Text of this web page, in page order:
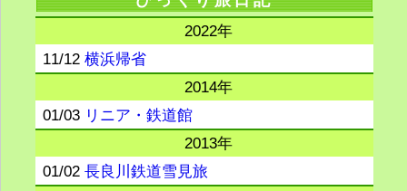
2022年
11/12横浜帰省
2014年
01/03 リニア・鉄道館
2013年
01/02長良川鉄道雪見旅